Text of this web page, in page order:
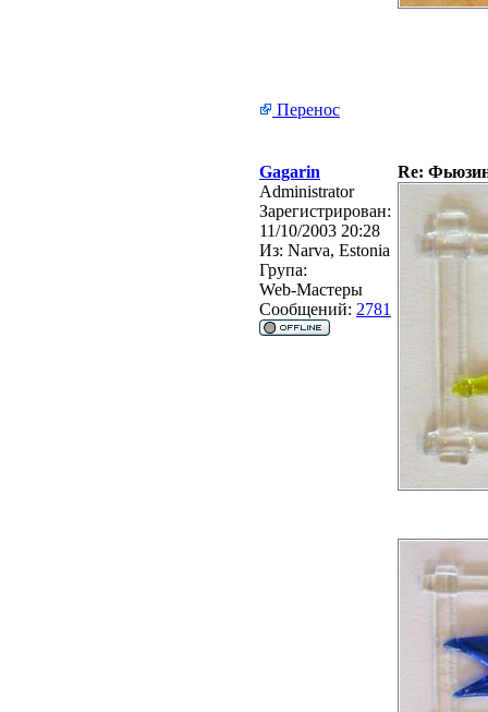
Перенос
Gagarin
Re:
Administrator
Зарегистрирован:
11/10/2003 20:28
Из: Narva, Estonia
Група:
Web-Мастеры
Сообщений: 2781